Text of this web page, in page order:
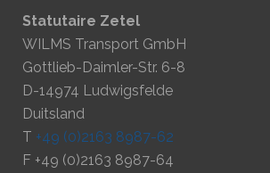
Statutaire Zetel
WILMS Transport GmbH
Gottlieb-Daimler-Str. 6-8
D-14974 Ludwigsfelde
Duitsland
T +49 (0)2163 8987-62
F +49 (0)2163 8987-64